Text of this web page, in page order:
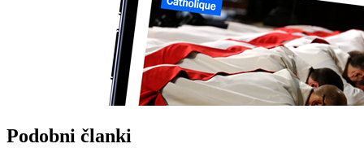
Podobni članki